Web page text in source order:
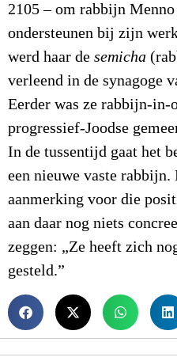
2105 – om rabbijn
ondersteunen bij zijn
werd haar de semicha
verleend in de synagoge
Eerder was ze rabbijn-
progressief-Joodse
In de tussentijd gaat het
een nieuwe vaste
aanmerking voor die
aan daar nog niets
zeggen: „Ze heeft zich
gesteld.”